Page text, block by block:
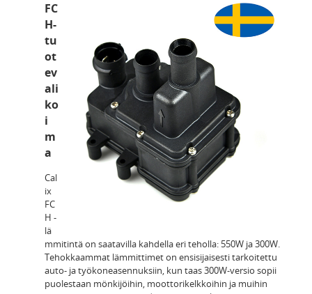
FC
H-
tu
ot
ev
ali
ko
i
m
a
Cal
ix
FC
H -
lä
mmitintä on saatavilla kahdella eri teholla: 550W ja 300W.
Tehokkaammat lämmittimet on ensisijaisesti tarkoitettu
auto- ja työkoneasennuksiin, kun taas 300W-versio sopii
puolestaan mönkijöihin, moottorikelkkoihin ja muihin